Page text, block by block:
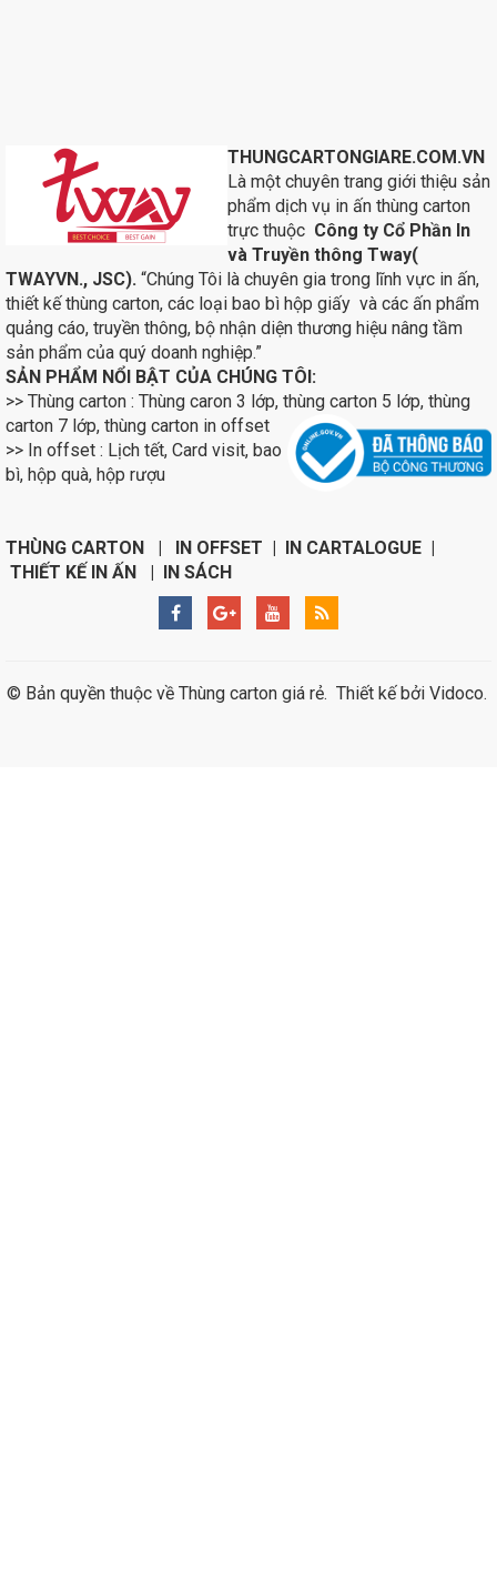
THUNGCARTONGIARE.COM.VN
Là một chuyên trang giới thiệu sản
phẩm dịch vụ in ấn thùng carton
trực thuộc Công ty Cổ Phần In
và Truyền thông Tway(
TWAYVN., JSC). “Chúng Tôi là chuyên gia trong lĩnh vực in ấn,
thiết kế thùng carton, các loại bao bì hộp giấy và các ấn phẩm
quảng cáo, truyền thông, bộ nhận diện thương hiệu nâng tầm
sản phẩm của quý doanh nghiệp.”
SẢN PHẨM NỔI BẬT CỦA CHÚNG TÔI:
>> Thùng carton : Thùng caron 3 lớp, thùng carton 5 lớp, thùng
carton 7 lớp, thùng carton in offset
>> In offset : Lịch tết, Card visit, bao
bì, hộp quà, hộp rượu
THÙNG CARTON | IN OFFSET | IN CARTALOGUE |
THIẾT KẾ IN ẤN | IN SÁCH
© Bản quyền thuộc về Thùng carton giá rẻ. Thiết kế bởi Vidoco.